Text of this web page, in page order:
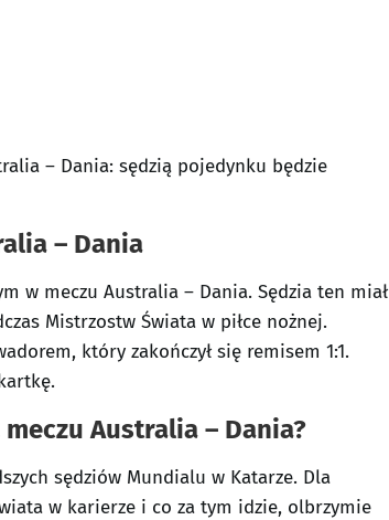
– Dania: sędzią pojedynku będzie
– Dania
w meczu Australia – Dania. Sędzia ten miał
Mistrzostw Świata w piłce nożnej.
który zakończył się remisem 1:1.
Australia – Dania?
sędziów Mundialu w Katarze. Dla
w karierze i co za tym idzie, olbrzymie